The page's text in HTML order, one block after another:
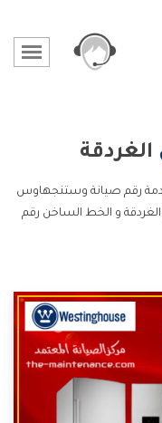
الغردقة
رقم صيانة وستنجهاوس
و الخط الساخن رقم